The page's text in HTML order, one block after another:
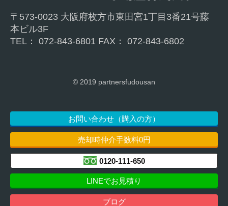
〒573-0023 大阪府枚方市東⽥宮1丁目3番21号藤
本ビル3F
TEL： 072-843-6801 FAX： 072-843-6802
© 2019 partnersfudousan
売却時仲介手数料0円
0120-111-650
お問い合わせ（購入の方）
LINEでお見積り
ブログ